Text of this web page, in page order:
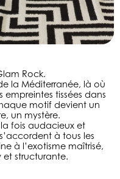
Rock.
la Méditerranée, là où
empreintes tissées dans
motif devient un
un mystère.
fois audacieux et
à tous les
à l’exotisme maîtrisé,
structurante.